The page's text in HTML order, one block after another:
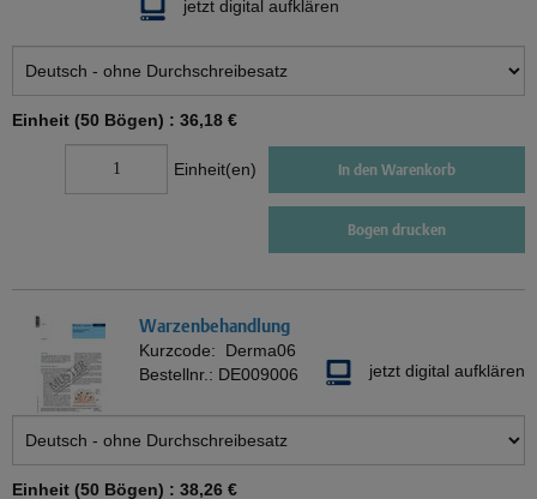
jetzt digital aufklären
Einheit (50 Bögen) : 36,18 €
Einheit(en) In den Warenkorb
Bogen drucken
Warzenbehandlung
Kurzcode: Derma06
Bestellnr.: DE009006 jetzt digital aufklären
Einheit (50 Bögen) : 38,26 €